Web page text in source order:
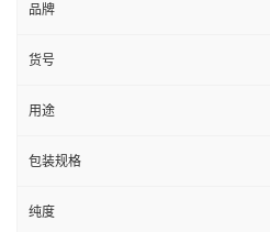
品牌
货号
用途
包装规格
纯度